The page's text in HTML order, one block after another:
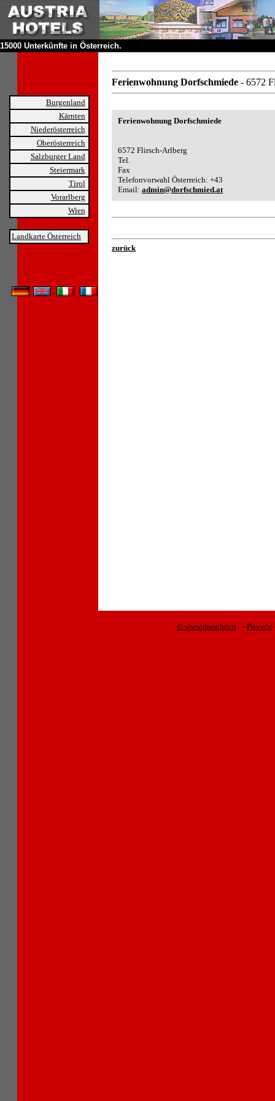
15000 Unterkünfte in Österreich.
Burgenland
Kärnten
Niederösterreich
Oberösterreich
Salzburger Land
Steiermark
Tirol
Vorarlberg
Wien
Landkarte Österreich
Ferienwohnung Dorfschmiede - 6572
Ferienwohnung Dorfschmiede
6572 Flirsch-Arlberg
Tel.
Fax
Telefonvorwahl Österreich: +43
Email: admin@dorfschmied.at
zurück
© www.drescher.it - - Privacy